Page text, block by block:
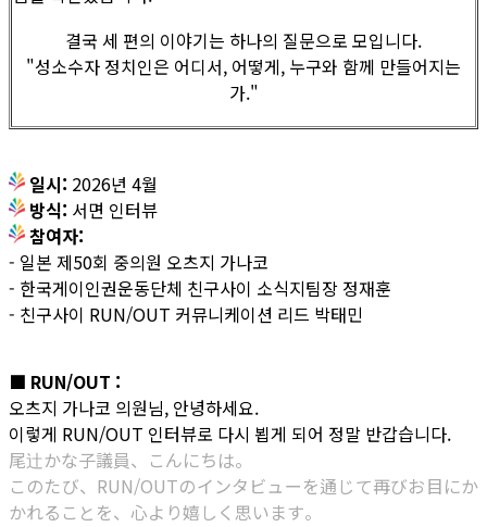
결국 세 편의 이야기는 하나의 질문으로 모입니다.
"성소수자 정치인은 어디서, 어떻게, 누구와 함께 만들어지는
가."
일시: 2026년 4월
방식: 서면 인터뷰
참여자:
- 일본 제50회 중의원 오츠지 가나코
- 한국게이인권운동단체 친구사이 소식지팀장 정재훈
- 친구사이 RUN/OUT 커뮤니케이션 리드 박태민
■ RUN/OUT :
오츠지 가나코 의원님, 안녕하세요.
이렇게 RUN/OUT 인터뷰로 다시 뵙게 되어 정말 반갑습니다.
尾辻かな子議員、こんにちは。
このたび、RUN/OUTのインタビューを通じて再びお目にか
かれることを、心より嬉しく思います。